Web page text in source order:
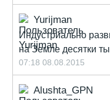
Yurijman
Индустриально
на Земле десятки
07:18 08.08.2015
Alushta_GPN